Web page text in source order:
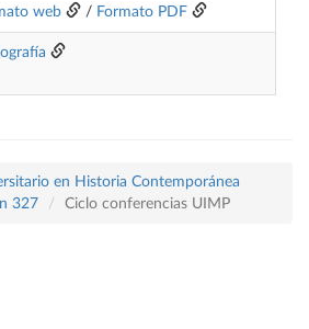
web / Formato PDF
en Historia Contemporánea
327
Ciclo conferencias UIMP